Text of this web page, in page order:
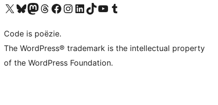
Bezoek ons X (voorheen Twitter) account
Bezoek ons Bluesky account
Bezoek ons Mastodon account
Bezoek ons Threads account
Onze Facebook pagina bezoeken
Bezoek ons Instagram account
Bezoek ons LinkedIn account
Bezoek ons TikTok account
Bezoek ons YouTube kanaalBezoek ons Tumblr account
Code is poëzie.
The WordPress® trademark is the intellectual property
of the WordPress Foundation.